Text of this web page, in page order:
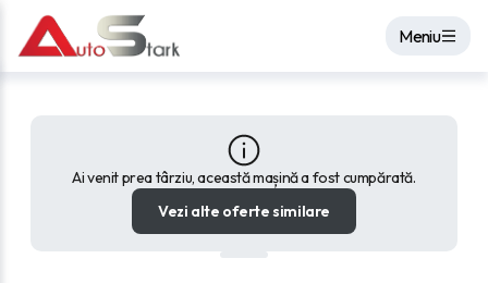
Meniu
Ai venit prea târziu, această mașină a fost cumpărată.
Vezi alte oferte similare